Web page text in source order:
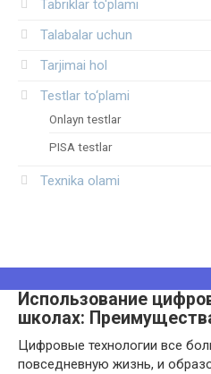
Tabriklar to'plami
Talabalar uchun
Tarjimai hol
Testlar to‘plami
Onlayn testlar
PISA testlar
Texnika olami
Использование
школах:
Цифровые технологии все
повседневную жизнь, и